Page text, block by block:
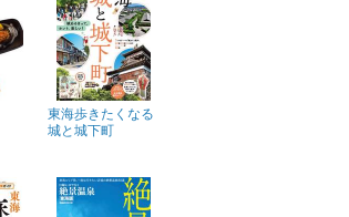
東海歩きたくなる
城と城下町